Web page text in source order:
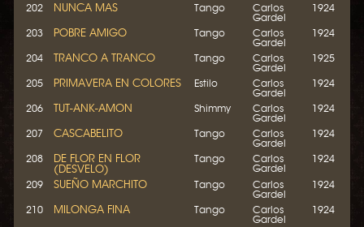
202 NUNCA MAS Tango
Carlos
Gardel
1924
203 POBRE AMIGO Tango
Carlos
Gardel
1924
204 TRANCO A TRANCO Tango
Carlos
Gardel
1925
205 PRIMAVERA EN COLORES Estilo
Carlos
Gardel
1924
206 TUT-ANK-AMON Shimmy
Carlos
Gardel
1924
207 CASCABELITO Tango
Carlos
Gardel
1924
208 DE FLOR EN FLOR
(DESVELO)
Tango
Carlos
Gardel
1924
209 SUEÑO MARCHITO Tango
Carlos
Gardel
1924
210 MILONGA FINA Tango
Carlos
Gardel
1924